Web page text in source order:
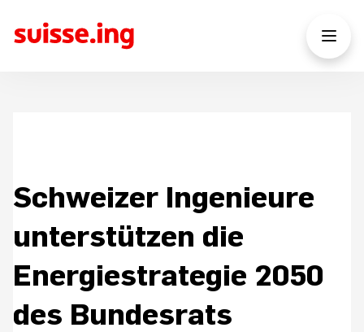
Schweizer Ingenieure
unterstützen die
Energiestrategie 2050
des Bundesrats